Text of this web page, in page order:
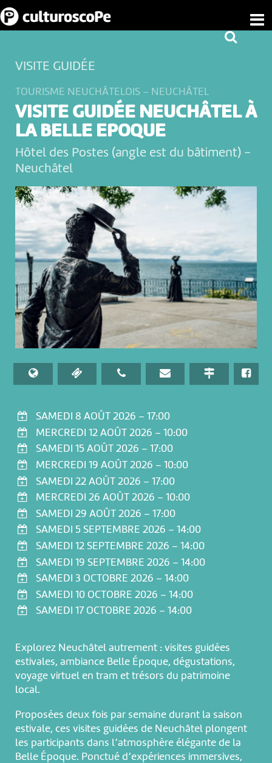
SAMEDI 8 AOÛT 2026 – 17:00
MERCREDI 12 AOÛT 2026 – 10:00
SAMEDI 15 AOÛT 2026 – 17:00
MERCREDI 19 AOÛT 2026 – 10:00
SAMEDI 22 AOÛT 2026 – 17:00
MERCREDI 26 AOÛT 2026 – 10:00
SAMEDI 29 AOÛT 2026 – 17:00
SAMEDI 5 SEPTEMBRE 2026 – 14:00
SAMEDI 12 SEPTEMBRE 2026 – 14:00
SAMEDI 19 SEPTEMBRE 2026 – 14:00
SAMEDI 3 OCTOBRE 2026 – 14:00
SAMEDI 10 OCTOBRE 2026 – 14:00
SAMEDI 17 OCTOBRE 2026 – 14:00
VISITE GUIDÉE
TOURISME NEUCHÂTELOIS – NEUCHÂTEL
VISITE GUIDÉE NEUCHÂTEL À
LA BELLE EPOQUE
Hôtel des Postes (angle est du bâtiment) -
Neuchâtel
Explorez Neuchâtel autrement : visites guidées
estivales, ambiance Belle Époque, dégustations,
voyage virtuel en tram et trésors du patrimoine
local.
Proposées deux fois par semaine durant la saison
estivale, ces visites guidées de Neuchâtel plongent
les participants dans l’atmosphère élégante de la
Belle Époque. Ponctué d’expériences immersives,